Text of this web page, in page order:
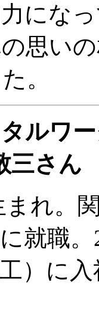
にな
思い
。
ルワ
三さん
まれ。
就職
）に